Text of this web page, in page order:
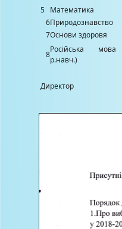
5 Математика
6Природознавство
7Основи здоровя
8
Російська
р.навч.)
Директор